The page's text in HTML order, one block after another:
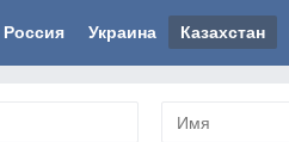
Россия Украина Казахстан